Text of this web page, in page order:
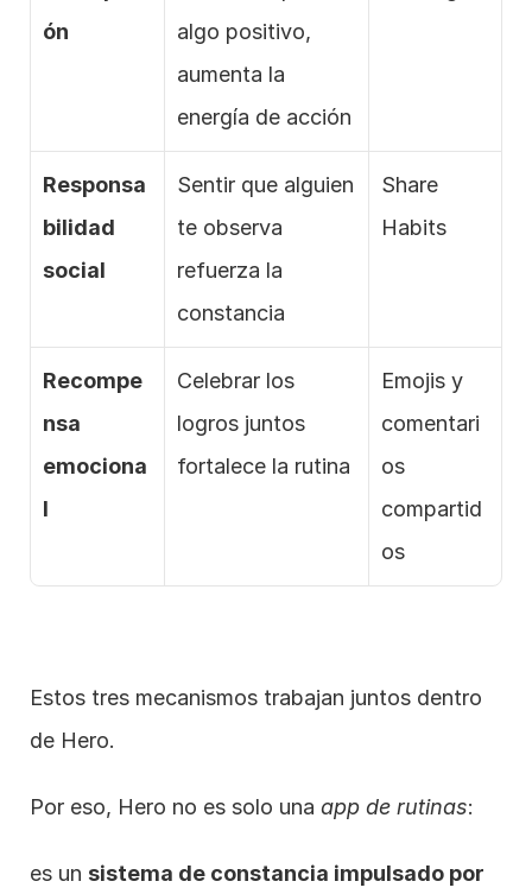
ón
algo positivo,
aumenta la
energía de acción
Responsa
bilidad
social
Sentir que alguien
te observa
refuerza la
constancia
Share
Habits
Recompe
nsa
emociona
l
Celebrar los
logros juntos
fortalece la rutina
Emojis y
comentari
os
compartid
os
Estos tres mecanismos trabajan juntos dentro
de Hero.
Por eso, Hero no es solo una app de rutinas:
es un sistema de constancia impulsado por